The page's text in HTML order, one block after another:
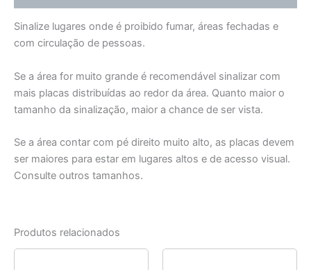
Sinalize lugares onde é proibido fumar, áreas fechadas e
com circulação de pessoas.
Se a área for muito grande é recomendável sinalizar com
mais placas distribuídas ao redor da área. Quanto maior o
tamanho da sinalização, maior a chance de ser vista.
Se a área contar com pé direito muito alto, as placas devem
ser maiores para estar em lugares altos e de acesso visual.
Consulte outros tamanhos.
Produtos relacionados